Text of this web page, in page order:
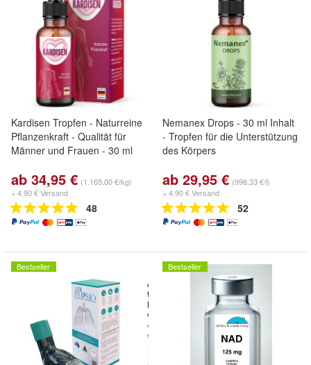
Kardisen Tropfen - Naturreine
Pflanzenkraft - Qualität für
Männer und Frauen - 30 ml
ab 34,95 € (1.165,00 €/kg)
+ 4,90 € Versand
48
Nemanex Drops - 30 ml Inhalt
- Tropfen für die Unterstützung
des Körpers
ab 29,95 € (998,33 €/l)
+ 4,90 € Versand
52
Bestseller Bestseller